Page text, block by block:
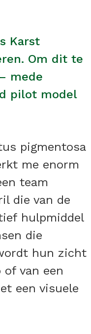
Karst
Om dit te
mede
pilot model
pigmentosa
me enorm
team
die van de
hulpmiddel
die
hun zicht
van een
een visuele